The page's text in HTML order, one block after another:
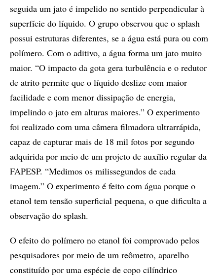
seguida um jato é impelido no sentido perpendicular à
superfície do líquido. O grupo observou que o splash
possui estruturas diferentes, se a água está pura ou com
polímero. Com o aditivo, a água forma um jato muito
maior. “O impacto da gota gera turbulência e o redutor
de atrito permite que o líquido deslize com maior
facilidade e com menor dissipação de energia,
impelindo o jato em alturas maiores.” O experimento
foi realizado com uma câmera filmadora ultrarrápida,
capaz de capturar mais de 18 mil fotos por segundo
adquirida por meio de um projeto de auxílio regular da
FAPESP. “Medimos os milissegundos de cada
imagem.” O experimento é feito com água porque o
etanol tem tensão superficial pequena, o que dificulta a
observação do splash.
O efeito do polímero no etanol foi comprovado pelos
pesquisadores por meio de um reômetro, aparelho
constituído por uma espécie de copo cilíndrico